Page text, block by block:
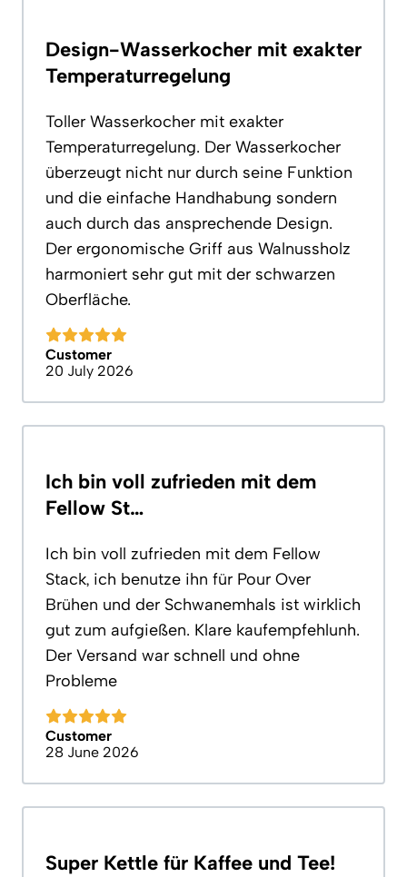
Design-Wasserkocher mit exakter
Temperaturregelung
Toller Wasserkocher mit exakter
Temperaturregelung. Der Wasserkocher
überzeugt nicht nur durch seine Funktion
und die einfache Handhabung sondern
auch durch das ansprechende Design.
Der ergonomische Griff aus Walnussholz
harmoniert sehr gut mit der schwarzen
Oberfläche.
Customer
20 July 2026
Ich bin voll zufrieden mit dem
Fellow St…
Ich bin voll zufrieden mit dem Fellow
Stack, ich benutze ihn für Pour Over
Brühen und der Schwanemhals ist wirklich
gut zum aufgießen. Klare kaufempfehlunh.
Der Versand war schnell und ohne
Probleme
Customer
28 June 2026
Super Kettle für Kaffee und Tee!